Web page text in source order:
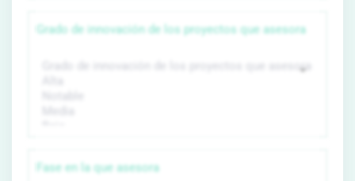
Grado de innovación de los proyectos que asesora
Fase en la que asesora